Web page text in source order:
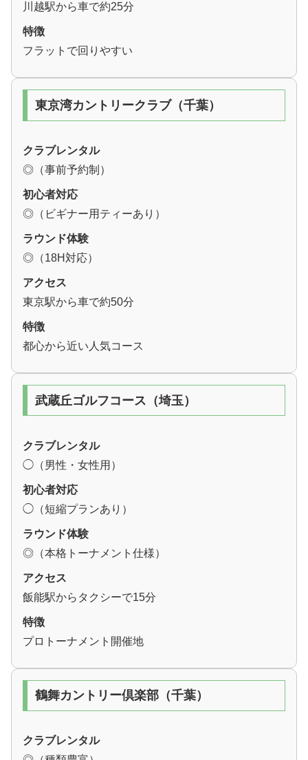
川越駅から車で約25分
特徴
フラットで回りやすい
東京湾カントリークラブ（千葉）
クラブレンタル
◎（事前予約制）
初心者対応
◎（ビギナー用ティーあり）
ラウンド体験
◎（18H対応）
アクセス
東京駅から車で約50分
特徴
都心から近い人気コース
武蔵丘ゴルフコース（埼玉）
クラブレンタル
◯（男性・女性用）
初心者対応
◯（短縮プランあり）
ラウンド体験
◎（本格トーナメント仕様）
アクセス
飯能駅からタクシーで15分
特徴
プロトーナメント開催地
鶴舞カントリー倶楽部（千葉）
クラブレンタル